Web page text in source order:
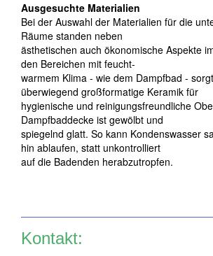
Ausgesuchte Materialien
Bei der Auswahl der Materialien für die
Räume standen neben
ästhetischen auch ökonomische Aspekte
den Bereichen mit feucht-
warmem Klima - wie dem Dampfbad -
überwiegend großformatige Keramik für
hygienische und reinigungsfreundliche
Dampfbaddecke ist gewölbt und
spiegelnd glatt. So kann Kondenswasser
hin ablaufen, statt unkontrolliert
auf die Badenden herabzutropfen.
Kontakt: